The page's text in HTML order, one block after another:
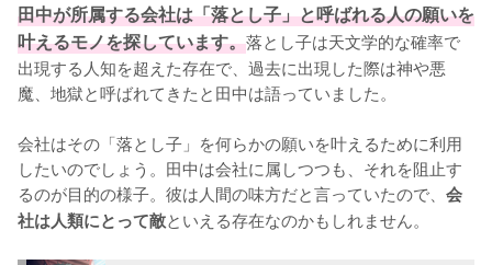
田中が所属する会社は「落とし子」と呼ばれる人の願いを
叶えるモノを探しています。落とし子は天文学的な確率で
出現する人知を超えた存在で、過去に出現した際は神や悪
魔、地獄と呼ばれてきたと田中は語っていました。
会社はその「落とし子」を何らかの願いを叶えるために利用
したいのでしょう。田中は会社に属しつつも、それを阻止す
るのが目的の様子。彼は人間の味方だと言っていたので、 会
社は人類にとって敵といえる存在なのかもしれません。